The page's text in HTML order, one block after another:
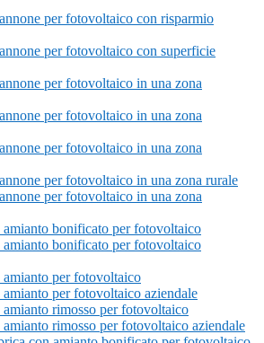
per fotovoltaico con risparmio
per fotovoltaico con superficie
per fotovoltaico in una zona
per fotovoltaico in una zona
per fotovoltaico in una zona
per fotovoltaico in una zona rurale
per fotovoltaico in una zona
amianto bonificato per fotovoltaico
amianto bonificato per fotovoltaico
per fotovoltaico
per fotovoltaico aziendale
rimosso per fotovoltaico
rimosso per fotovoltaico aziendale